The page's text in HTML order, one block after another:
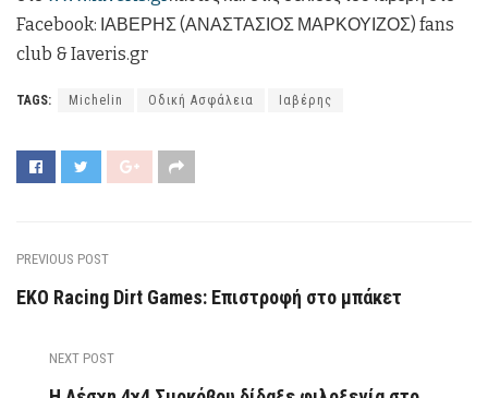
Facebook: ΙΑΒΕΡΗΣ (ΑΝΑΣΤΑΣΙΟΣ ΜΑΡΚΟΥΙΖΟΣ) fans
club & Iaveris.gr
TAGS: Michelin Oδική Aσφάλεια Ιαβέρης
PREVIOUS POST
EKO Racing Dirt Games: Επιστροφή στο μπάκετ
NEXT POST